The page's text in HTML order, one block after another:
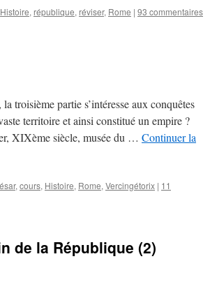
Histoire, république, réviser, Rome | 93 commentaires
troisième partie s’intéresse aux conquêtes
territoire et ainsi constitué un empire ?
XIXème siècle, musée du … Continuer la
, cours, Histoire, Rome, Vercingétorix | 11
de la République (2)